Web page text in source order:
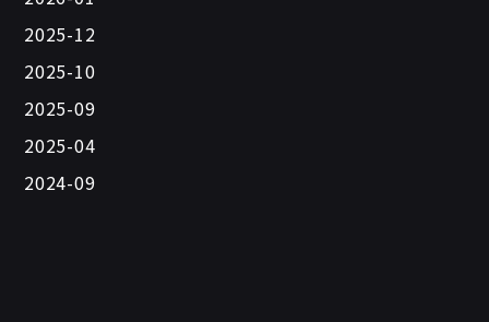
2025-12
2025-10
2025-09
2025-04
2024-09